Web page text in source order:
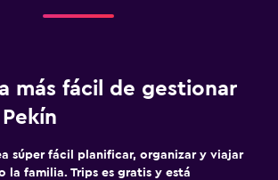
más fácil de gestionar
súper fácil planificar, organizar y viajar
la familia. Trips es gratis y está